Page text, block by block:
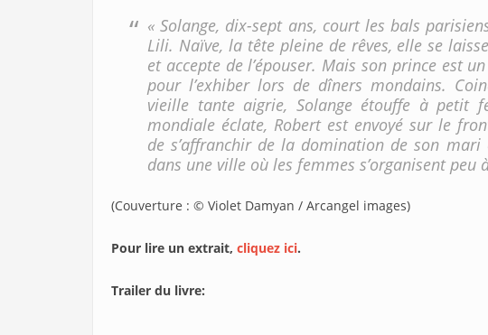
« Solange, dix-sept ans, court les bals
Lili. Naïve, la tête pleine de rêves, elle se
et accepte de l’épouser. Mais son prince est
pour l’exhiber lors de dîners mondains.
vieille tante aigrie, Solange étouffe à petit
mondiale éclate, Robert est envoyé sur le
de s’affranchir de la domination de son
dans une ville où les femmes s’organisent peu
(Couverture : © Violet Damyan / Arcangel images)
Pour lire un extrait, cliquez ici.
Trailer du livre: